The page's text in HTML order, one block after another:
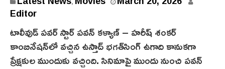
h
2
Editor
టాలీవుడ్ ప‌వ‌ర్ స్టార్ ప‌వ‌న్ కళ్యాణ్ – హ‌రీష్ శంక‌ర్
కాంబినేష‌న్‌లో వ‌చ్చిన ఉస్తాద్ భ‌గ‌త్‌సింగ్ ఉగాది కానుక‌గా
ప్రేక్ష‌కుల ముందుకు వ‌చ్చింది. సినిమాపై ముందు నుంచి ప‌వ‌న్